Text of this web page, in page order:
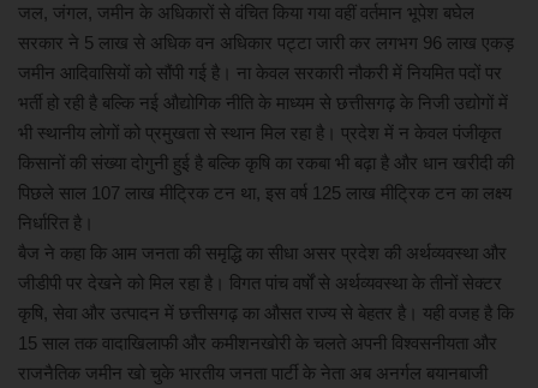
जल, जंगल, जमीन के अधिकारों से वंचित किया गया वहीं वर्तमान भूपेश बघेल
सरकार ने 5 लाख से अधिक वन अधिकार पट्टा जारी कर लगभग 96 लाख एकड़
जमीन आदिवासियों को सौंपी गई है। ना केवल सरकारी नौकरी में नियमित पदों पर
भर्ती हो रही है बल्कि नई औद्योगिक नीति के माध्यम से छत्तीसगढ़ के निजी उद्योगों में
भी स्थानीय लोगों को प्रमुखता से स्थान मिल रहा है। प्रदेश में न केवल पंजीकृत
किसानों की संख्या दोगुनी हुई है बल्कि कृषि का रकबा भी बढ़ा है और धान खरीदी की
पिछले साल 107 लाख मीट्रिक टन था, इस वर्ष 125 लाख मीट्रिक टन का लक्ष्य
निर्धारित है।
बैज ने कहा कि आम जनता की समृद्धि का सीधा असर प्रदेश की अर्थव्यवस्था और
जीडीपी पर देखने को मिल रहा है। विगत पांच वर्षों से अर्थव्यवस्था के तीनों सेक्टर
कृषि, सेवा और उत्पादन में छत्तीसगढ़ का औसत राज्य से बेहतर है। यही वजह है कि
15 साल तक वादाखिलाफी और कमीशनखोरी के चलते अपनी विश्वसनीयता और
राजनैतिक जमीन खो चुके भारतीय जनता पार्टी के नेता अब अनर्गल बयानबाजी